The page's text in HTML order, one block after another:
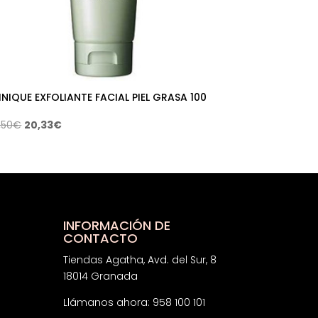
EXFOLIANTE FACIAL PIEL GRASA 100
€ El
era:
20,33€El
es:
INFORMACIÓN DE
CONTACTO
Tiendas Agatha, Avd. del Sur, 8
18014 Granada
Llámanos ahora: 958 100 101